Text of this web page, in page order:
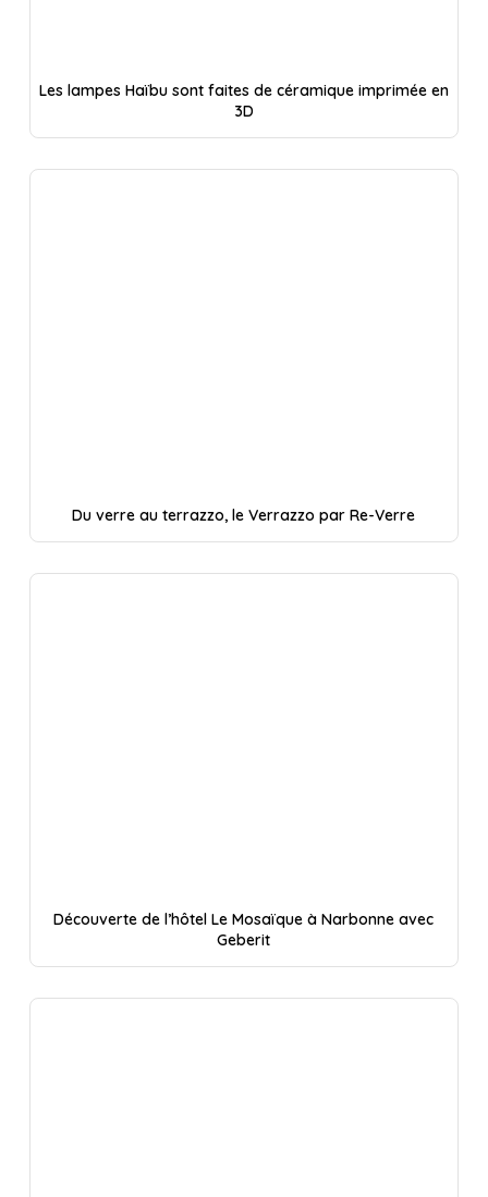
Les lampes Haïbu sont faites de céramique imprimée en
3D
Du verre au terrazzo, le Verrazzo par Re-Verre
Découverte de l’hôtel Le Mosaïque à Narbonne avec
Geberit